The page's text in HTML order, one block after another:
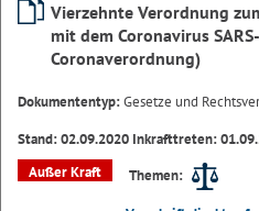
Vierzehnte Verordnung
mit dem Coronavirus
Coronaverordnung)
Dokumententyp:Gesetze und
Stand: 02.09.2020 Inkrafttreten:
Außer Kraft
Themen: